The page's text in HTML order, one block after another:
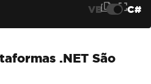
VB C#
.NET São